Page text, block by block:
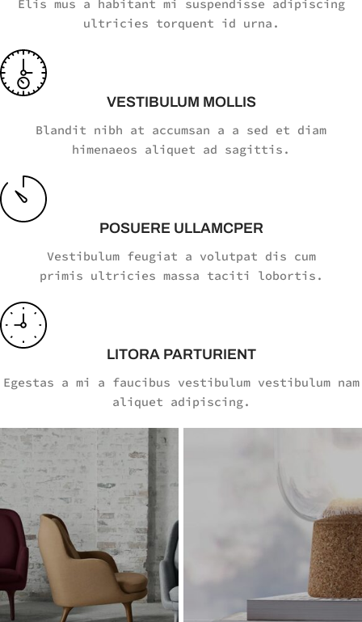
Elis mus a habitant mi suspendisse adipiscing
ultricies torquent id urna.
VESTIBULUM MOLLIS
Blandit nibh at accumsan a a sed et diam
himenaeos aliquet ad sagittis.
POSUERE ULLAMCPER
Vestibulum feugiat a volutpat dis cum
primis ultricies massa taciti lobortis.
LITORA PARTURIENT
Egestas a mi a faucibus vestibulum vestibulum nam
aliquet adipiscing.